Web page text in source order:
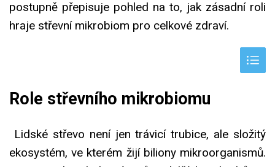
postupně přepisuje pohled na to, jak zásadní roli
hraje střevní mikrobiom pro celkové zdraví.
Role střevního mikrobiomu
Lidské střevo není jen trávicí trubice, ale složitý
ekosystém, ve kterém žijí biliony mikroorganismů.